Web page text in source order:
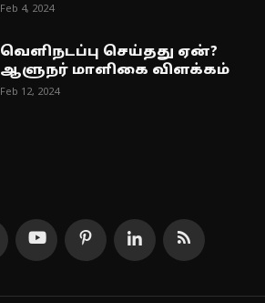
Feb 4, 2024
வெளிநடப்பு செய்தது ஏன்?
ஆளுநர் மாளிகை விளக்கம்
Feb 12, 2024